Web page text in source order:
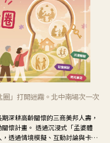
」打開迷霧。北中南場次一次
深耕高齡關懷的三商美邦人壽，
浸式「孟婆體
透過情境模擬、互動討論與卡牌